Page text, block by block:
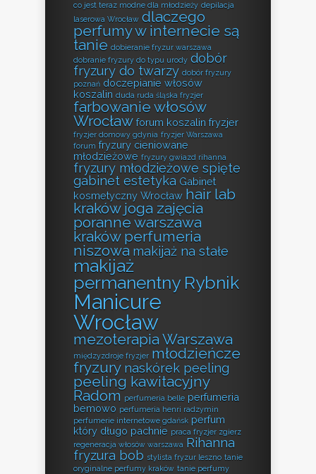
co jest teraz modne dla młodzieży depilacja
laserowa Wrocław dlaczego
perfumy w internecie są
tanie dobieranie fryzur warszawa
dobranie fryzury do typu urody dobór
fryzury do twarzy dobór fryzury
poznań doczepianie włosów
koszalin duda ruda śląska fryzjer
farbowanie włosów
Wrocław forum koszalin fryzjer
fryzjer domowy gdynia fryzjer Warszawa
forum fryzury cieniowane
młodzieżowe fryzury gwiazd rihanna
fryzury młodzieżowe spięte
gabinet estetyka Gabinet
kosmetyczny Wrocław hair lab
kraków joga zajęcia
poranne warszawa
kraków perfumeria
niszowa makijaż na stałe
makijaż
permanentny Rybnik
Manicure
Wrocław
mezoterapia Warszawa
międzyzdroje fryzjer młodzieńcze
fryzury naskórek peeling
peeling kawitacyjny
Radom perfumeria belle perfumeria
bemowo perfumeria henri radzymin
perfumerie internetowe gdańsk perfum
który długo pachnie praca fryzjer zgierz
regeneracja włosów warszawa Rihanna
fryzura bob stylista fryzur leszno tanie
oryginalne perfumy kraków tanie perfumy